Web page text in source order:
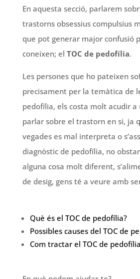
En aquesta secció, parlarem
trastorns obsessius compulsius
que pot generar major confusió
coneixen; el TOC de pedofília.
Les persones que ho pateixen
precisament per la temàtica de
pedofília, els costa molt acudir a
parlar sobre el trastorn en si, ja
vegades es mal interpreta o
diagnòstic de pedofília, no
alguna cosa molt diferent,
de desig, gens té a veure amb
Què és el TOC de pedofília?
Possibles causes del TOC de
Com tractar el TOC de pedofília